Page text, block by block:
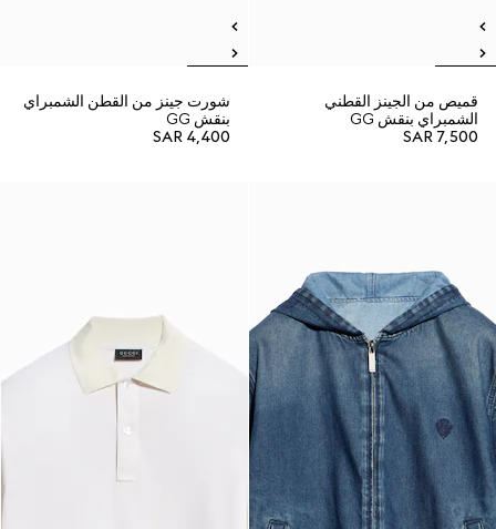
قميص من الجينز القطني
الشمبراي بنقش GG
SAR 7,500
شورت جينز من القطن الشمبراي
بنقش GG
SAR 4,400